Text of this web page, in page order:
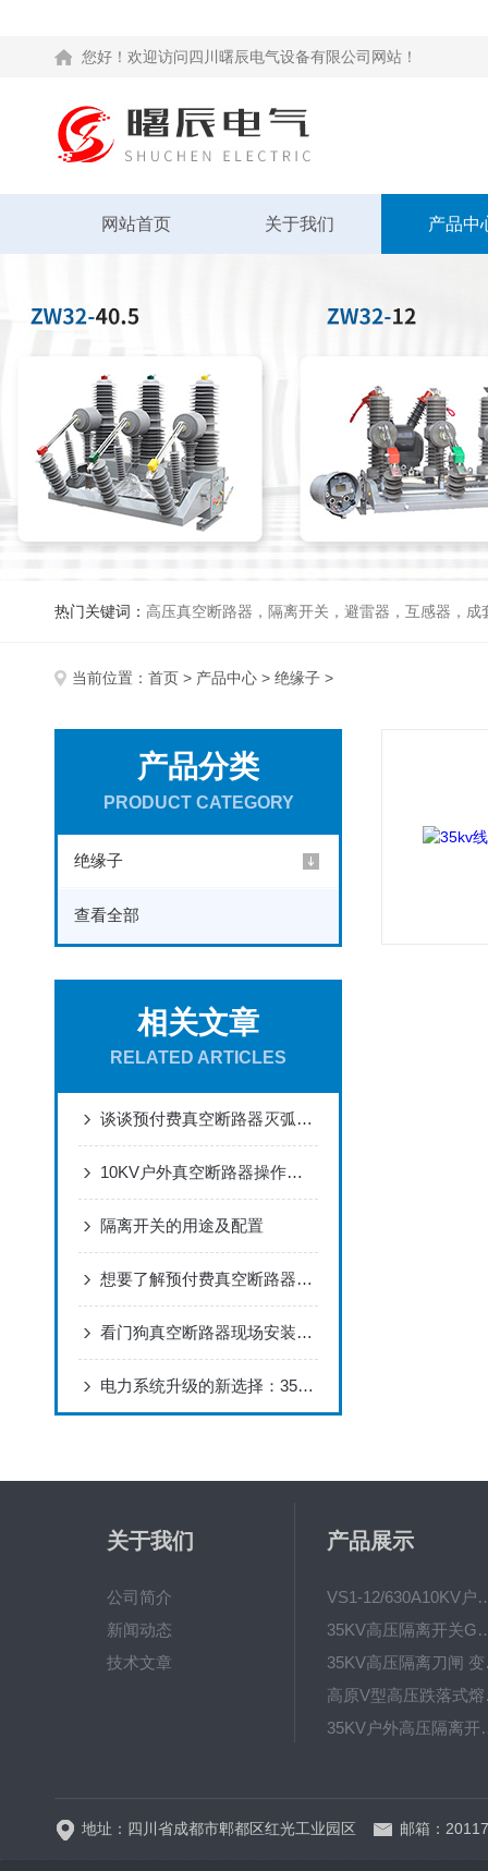
您好！欢迎访问四川曙辰电气设备有限公司网站！
网站首页 关于我们 产品中
热门关键词： 高压真空断路器，隔离开关，避雷器，互感器，成
当前位置： 首页 > 产品中心 > 绝缘子 >
产品分类
PRODUCT CATEGORY
绝缘子
查看全部
相关文章
RELATED ARTICLES
谈谈预付费真空断路器灭弧的4种方法
10KV户外真空断路器操作全流程：安装调试、分合闸操作与状态检查
隔离开关的用途及配置
想要了解预付费真空断路器那就从这篇文章开始吧！
看门狗真空断路器现场安装调试完整步骤
电力系统升级的新选择：35KV组合式互感器在智能电网中的应用
关于我们
公司简介
新闻动态
技术文章
产品展示
VS1-12/630A10KV
35KV高压隔离开关
高
35KV户外
地址：四川省成都市郫都区红光工业园区 邮箱：